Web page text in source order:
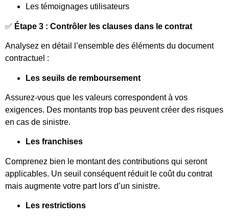
Les témoignages utilisateurs
✅ Étape 3 : Contrôler les clauses dans le contrat
Analysez en détail l’ensemble des éléments du document
contractuel :
Les seuils de remboursement
Assurez-vous que les valeurs correspondent à vos
exigences. Des montants trop bas peuvent créer des risques
en cas de sinistre.
Les franchises
Comprenez bien le montant des contributions qui seront
applicables. Un seuil conséquent réduit le coût du contrat
mais augmente votre part lors d’un sinistre.
Les restrictions